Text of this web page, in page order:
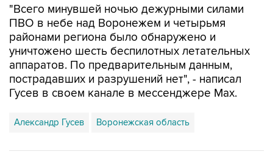
"Всего минувшей ночью дежурными силами
ПВО в небе над Воронежем и четырьмя
районами региона было обнаружено и
уничтожено шесть беспилотных летательных
аппаратов. По предварительным данным,
пострадавших и разрушений нет", - написал
Гусев в своем канале в мессенджере Max.
Александр Гусев Воронежская область